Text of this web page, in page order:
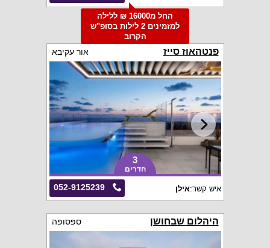
החל מ16000 ₪ ללילה
למזמינים 2 לילות בסופ"ש
הקרוב
פנטהאוז סייז אור עקיבא
3
חדרים
052-9125239 איש קשר:אילן
היהלום שבחושן ספסופה